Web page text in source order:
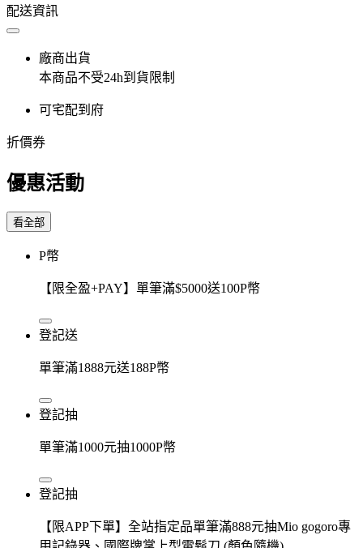
配送資訊
廠商出貨
本商品不受24h到貨限制
可宅配到府
折價券
優惠活動
看全部
P幣
【限全盈+PAY】單筆滿$5000送100P幣
登記送
單筆滿1888元送188P幣
登記抽
單筆滿1000元抽1000P幣
登記抽
【限APP下單】全站指定品單筆滿888元抽Mio gogoro專